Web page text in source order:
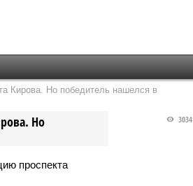
Кирова. Но победитель нашелся в
Но 3034